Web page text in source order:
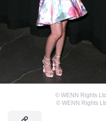
© WENN Rights
© WENN Rights